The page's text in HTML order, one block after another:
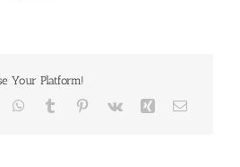
Your Platform!
WhatsApp
Tumblr Pinterest
Vk Xing E-